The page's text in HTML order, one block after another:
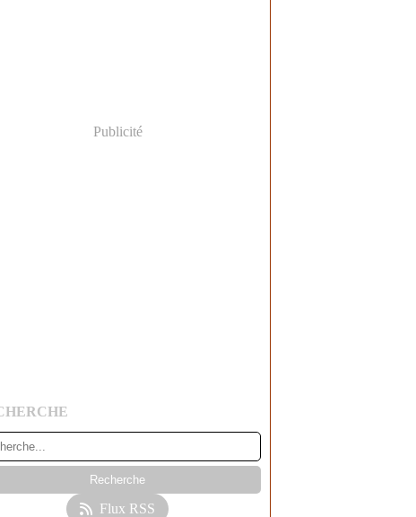
Publicité
Flux RSS